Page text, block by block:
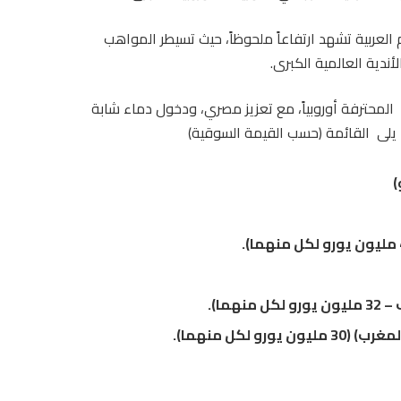
العربية تشهد ارتفاعاً ملحوظاً، حيث تسيطر المواهب
العالمية الكبرى.
أوروبياً، مع تعزيز مصري، ودخول دماء شابة
يلى القائمة (حسب القيمة السوقية)
لكل منهما).